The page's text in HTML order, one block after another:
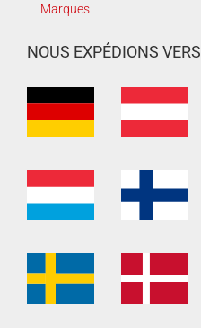
Marques
NOUS EXPÉDIONS VERS